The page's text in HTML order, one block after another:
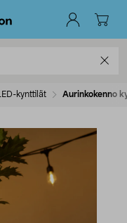
LED-kynttilät Aurinkokenno